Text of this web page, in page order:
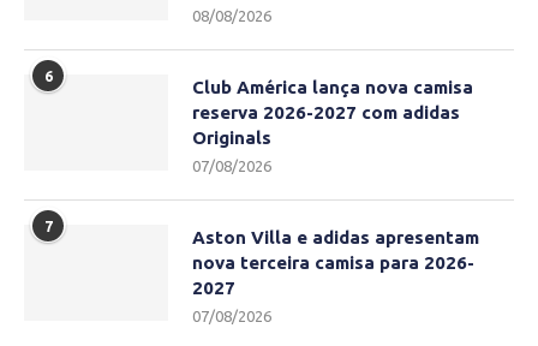
08/08/2026
6
Club América lança nova camisa
reserva 2026-2027 com adidas
Originals
07/08/2026
7
Aston Villa e adidas apresentam
nova terceira camisa para 2026-
2027
07/08/2026